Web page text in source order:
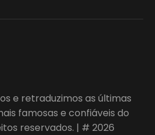
e retraduzimos as últimas
famosas e confiáveis do
reservados. | # 2026